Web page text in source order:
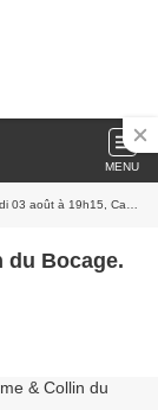
MENU
août à 19h15, Cannes
du Bocage.